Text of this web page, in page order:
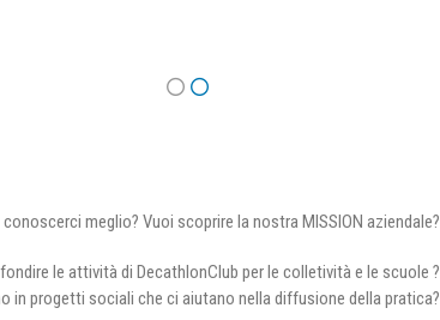
meglio? Vuoi scoprire la nostra MISSION aziendale?
le attività di DecathlonClub per le colletività e le scuole ?
in progetti sociali che ci aiutano nella diffusione della pratica?